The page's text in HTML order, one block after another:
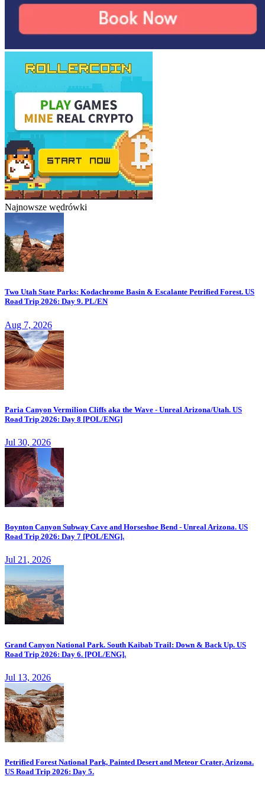
Najnowsze wędrówki
Two Utah State Parks: Kodachrome Basin & Escalante Petrified Forest. US
Road Trip 2026: Day 9. PL/EN
Aug 7, 2026
Paria Canyon Vermilion Cliffs aka the Wave - Unreal Arizona/Utah. US
Road Trip 2026: Day 8 [POL/ENG]
Jul 30, 2026
Boynton Canyon Subway Cave and Horseshoe Bend - Unreal Arizona. US
Road Trip 2026: Day 7 [POL/ENG].
Jul 21, 2026
Grand Canyon National Park. South Kaibab Trail: Down & Back Up. US
Road Trip 2026: Day 6. [POL/ENG].
Jul 13, 2026
Petrified Forest National Park, Painted Desert and Meteor Crater, Arizona.
US Road Trip 2026: Day 5.